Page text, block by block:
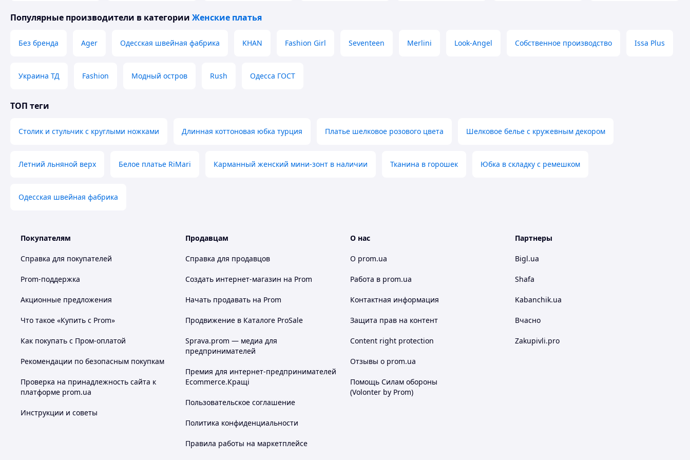
Популярные производители в категории Женские платья
Без бренда Ager Одесская швейная фабрика KHAN Fashion Girl Seventeen Merlini Look-Angel Собственное производство Issa Plus
Украина ТД Fashion Модный остров Rush Одесса ГОСТ
ТОП теги
Столик и стульчик с круглыми ножками Длинная коттоновая юбка турция Платье шелковое розового цвета Шелковое белье с кружевным декором
Летний льняной верх Белое платье RiMari Карманный женский мини-зонт в наличии Тканина в горошек Юбка в складку с ремешком
Одесская швейная фабрика
Покупателям
Справка для покупателей
Prom-поддержка
Акционные предложения
Что такое «Купить с Prom»
Как покупать с Пром-оплатой
Рекомендации по безопасным покупкам
Проверка на принадлежность сайта к
платформе prom.ua
Инструкции и советы
Продавцам
Справка для продавцов
Создать интернет-магазин на Prom
Начать продавать на Prom
Продвижение в Каталоге ProSale
Sprava.prom — медиа для
предпринимателей
Премия для интернет-предпринимателей
Ecommerce.Кращі
Пользовательское соглашение
Политика конфиденциальности
Правила работы на маркетплейсе
О нас
О prom.ua
Работа в prom.ua
Контактная информация
Защита прав на контент
Content right protection
Отзывы о prom.ua
Помощь Силам обороны
(Volonter by Prom)
Партнеры
Bigl.ua
Shafa
Kabanchik.ua
Вчасно
Zakupivli.pro